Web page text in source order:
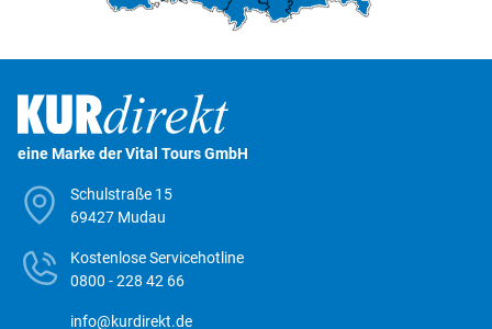
eine Marke der Vital Tours GmbH
Schulstraße 15
69427 Mudau
Kostenlose Servicehotline
0800 - 228 42 66
info@kurdirekt.de